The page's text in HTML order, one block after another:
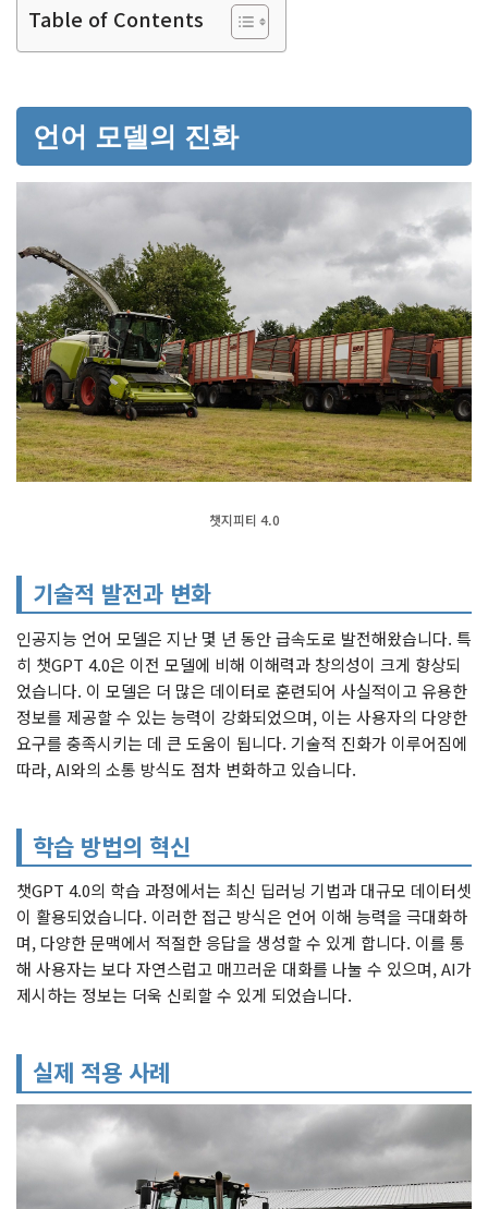
Table of Contents
언어 모델의 진화
챗지피티 4.0
기술적 발전과 변화
인공지능 언어 모델은 지난 몇 년 동안 급속도로 발전해왔습니다. 특
히 챗GPT 4.0은 이전 모델에 비해 이해력과 창의성이 크게 향상되
었습니다. 이 모델은 더 많은 데이터로 훈련되어 사실적이고 유용한
정보를 제공할 수 있는 능력이 강화되었으며, 이는 사용자의 다양한
요구를 충족시키는 데 큰 도움이 됩니다. 기술적 진화가 이루어짐에
따라, AI와의 소통 방식도 점차 변화하고 있습니다.
학습 방법의 혁신
챗GPT 4.0의 학습 과정에서는 최신 딥러닝 기법과 대규모 데이터셋
이 활용되었습니다. 이러한 접근 방식은 언어 이해 능력을 극대화하
며, 다양한 문맥에서 적절한 응답을 생성할 수 있게 합니다. 이를 통
해 사용자는 보다 자연스럽고 매끄러운 대화를 나눌 수 있으며, AI가
제시하는 정보는 더욱 신뢰할 수 있게 되었습니다.
실제 적용 사례